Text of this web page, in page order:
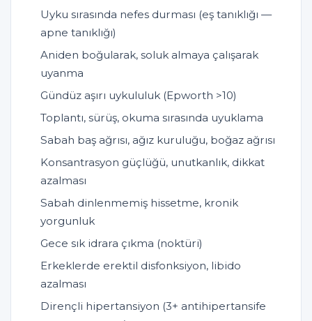
Uyku sırasında nefes durması (eş tanıklığı —
apne tanıklığı)
Aniden boğularak, soluk almaya çalışarak
uyanma
Gündüz aşırı uykululuk (Epworth >10)
Toplantı, sürüş, okuma sırasında uyuklama
Sabah baş ağrısı, ağız kuruluğu, boğaz ağrısı
Konsantrasyon güçlüğü, unutkanlık, dikkat
azalması
Sabah dinlenmemiş hissetme, kronik
yorgunluk
Gece sık idrara çıkma (noktüri)
Erkeklerde erektil disfonksiyon, libido
azalması
Dirençli hipertansiyon (3+ antihipertansife